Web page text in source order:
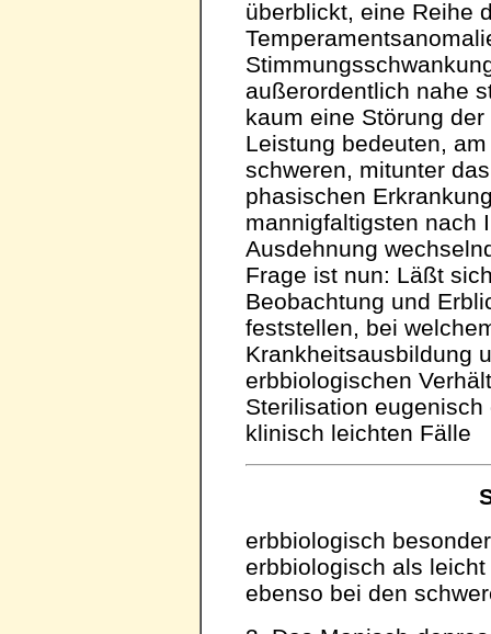
überblickt, eine Reihe
außerordentlich nahe
kaum eine Störung
Leistung bedeuten,
schweren, mitunter
phasischen
mannigfaltigsten nach
Ausdehnung
Frage ist nun: Läßt
Beobachtung und
feststellen, bei
Krankheitsausbildung
erbbiologischen
Sterilisation
klinisch leichten Fälle
erbbiologisch
erbbiologisch als
ebenso bei den